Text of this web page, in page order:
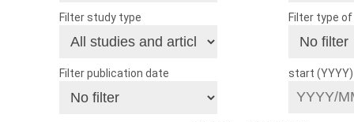
Filter study type Filter type
Filter publication date start